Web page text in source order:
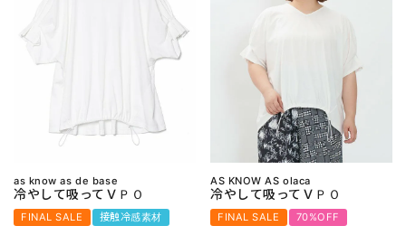
as know as de base
冷やして吸ってＶＰＯ
FINAL SALE
接触冷感素材
AS KNOW AS olaca
冷やして吸ってＶＰＯ
FINAL SALE
70%OFF